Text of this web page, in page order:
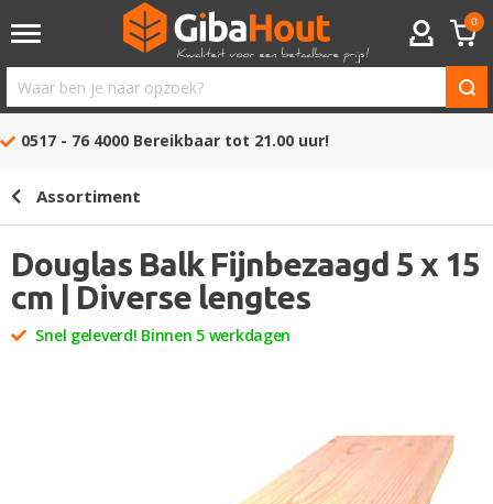
ACCOUNT
0
Waar
ben
opzoek?
0517 - 76 4000 Bereikbaar tot 21.00 uur!
Assortiment
Douglas Balk Fijnbezaagd 5 x 15
cm | Diverse lengtes
Snel geleverd! Binnen 5 werkdagen